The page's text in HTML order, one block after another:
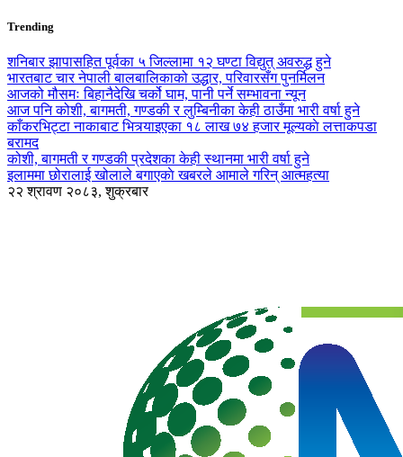
Trending
शनिबार झापासहित पूर्वका ५ जिल्लामा १२ घण्टा विद्युत् अवरुद्ध हुने
भारतबाट चार नेपाली बालबालिकाको उद्धार, परिवारसँग पुनर्मिलन
आजको मौसमः बिहानैदेखि चर्को घाम, पानी पर्ने सम्भावना न्यून
आज पनि कोशी, बागमती, गण्डकी र लुम्बिनीका केही ठाउँमा भारी वर्षा हुने
काँकरभिट्टा नाकाबाट भित्र्याइएका १८ लाख ७४ हजार मूल्यकाे लत्ताकपडा
बरामद
कोशी, बागमती र गण्डकी प्रदेशका केही स्थानमा भारी वर्षा हुने
इलाममा छोरालाई खोलाले बगाएकाे खबरले आमाले गरिन् आत्महत्या
२२ श्रावण २०८३, शुक्रबार